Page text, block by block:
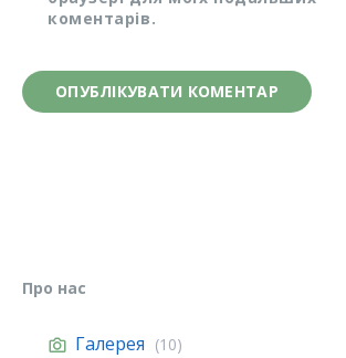
коментарів.
Про нас
Галерея (10)